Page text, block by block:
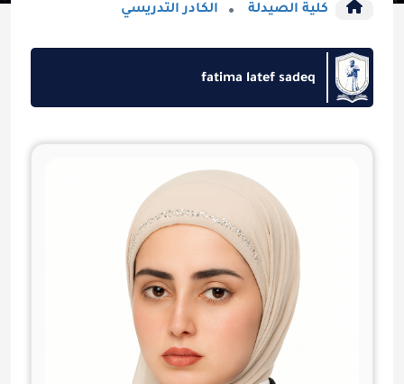
كلية الصيدلة الكادر التدريسي
fatima latef sadeq